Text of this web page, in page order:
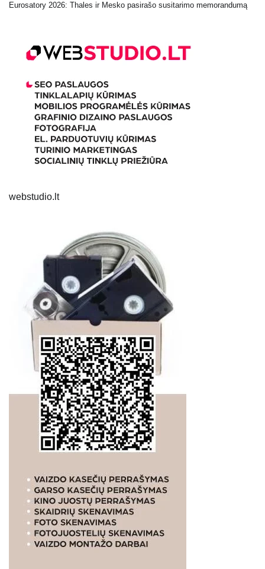
Eurosatory 2026: Thales ir Mesko pasirašo susitarimo memorandumą
webstudio.lt